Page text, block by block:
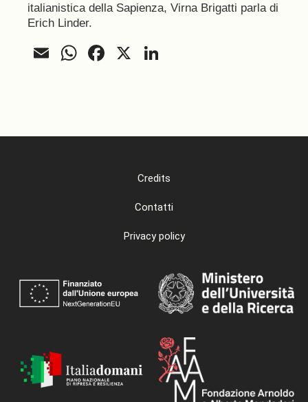
italianistica della Sapienza, Virna Brigatti parla di
Erich Linder.
EmailWhatsApp
Facebook
X
Credits
Contatti
Privacy policy